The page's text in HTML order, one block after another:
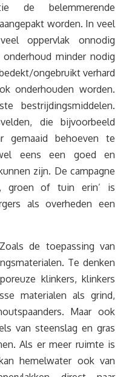
de belemmerende
worden. In veel
oppervlak onnodig
minder nodig
ongebruikt verhard
onderhouden worden.
bestrijdingsmiddelen.
die bijvoorbeeld
gemaaid behoeven te
eens een goed en
zijn. De campagne
groen of tuin erin’ is
als overheden een
de toepassing van
Te denken
klinkers, klinkers
materialen als grind,
Maar ook
van steenslag en gras
Als er meer ruimte is
hemelwater ook van